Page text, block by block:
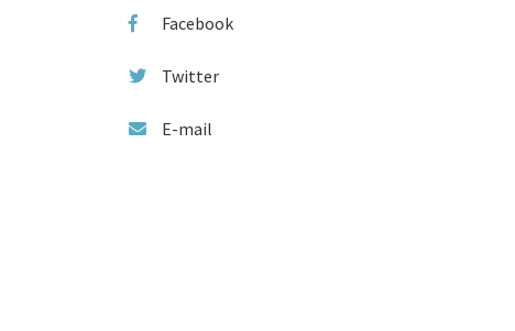
Facebook
Twitter
E-mail